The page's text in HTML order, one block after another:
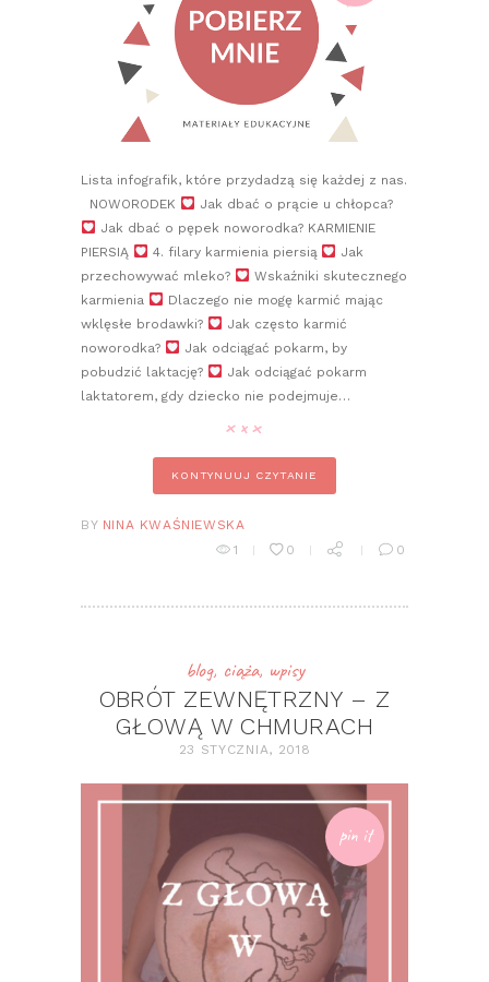
Lista infografik, które przydadzą się każdej z nas.
NOWORODEK
Jak dbać o prącie u chłopca?
Jak dbać o pępek noworodka? KARMIENIE
PIERSIĄ
4. filary karmienia piersią
Jak
przechowywać mleko?
Wskaźniki skutecznego
karmienia
Dlaczego nie mogę karmić mając
wklęsłe brodawki?
Jak często karmić
noworodka?
Jak odciągać pokarm, by
pobudzić laktację?
Jak odciągać pokarm
laktatorem, gdy dziecko nie podejmuje…
KONTYNUUJ CZYTANIE
BY NINA KWAŚNIEWSKA
1
0 0
blog, ciąża, wpisy
OBRÓT ZEWNĘTRZNY – Z
GŁOWĄ W CHMURACH
23 STYCZNIA, 2018
pin it